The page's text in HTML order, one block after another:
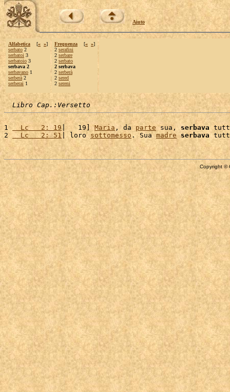
Aiuto
Alfabetica [« »]
serbato 2
serbatoi 3
serbatoio 3
serbava 2
serbavano 1
serberà 2
serberai 1
Frequenza [« »]
2 serafini
2 serbare
2 serbato
2 serbava
2 serberà
2 sered
2 sereni
Libro Cap.:Versetto
1
  Lc   2: 19
|   19] Maria , da parte sua, serbava
2
  Lc   2: 51
| loro sottomesso . Sua madre serbava
Copyright ©